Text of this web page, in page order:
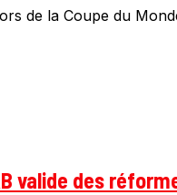
de la Coupe du
valide des